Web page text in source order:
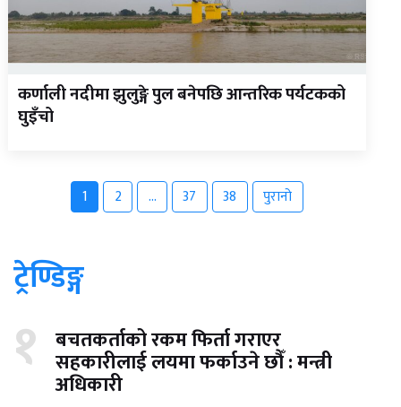
कर्णाली नदीमा झुलुङ्गे पुल बनेपछि आन्तरिक पर्यटकको
घुइँचो
1 2 … 37 38 पुरानो
ट्रेण्डिङ्ग
१ बचतकर्ताको रकम फिर्ता गराएर
सहकारीलाई लयमा फर्काउने छौँ : मन्त्री
अधिकारी